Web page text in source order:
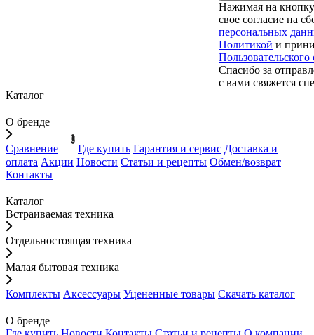
Нажимая на
свое согласие на
персональных
Политикой и
Спасибо за
с вами свяжется
Каталог
О бренде
Сравнение
0
Где купить Гарантия и сервис Доставка и
оплата Акции Новости Статьи и рецепты Обмен/возврат
Контакты
Каталог
Встраиваемая техника
Отдельностоящая техника
Малая бытовая техника
Комплекты Аксессуары Уцененные товары Скачать каталог
О бренде